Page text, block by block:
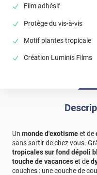
Film adhésif
Protège du vis-à-vis
Motif plantes tropicale
Création Luminis Films
Un monde d'exotismeet de
sans sortir de chez vous.
tropicales sur fond dépoli
touche de vacanceset de
couches : une couche de